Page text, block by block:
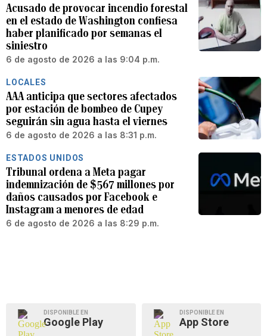
Acusado de provocar incendio forestal
en el estado de Washington confiesa
haber planificado por semanas el
siniestro
6 de agosto de 2026 a las 9:04 p.m.
LOCALES
AAA anticipa que sectores afectados
por estación de bombeo de Cupey
seguirán sin agua hasta el viernes
6 de agosto de 2026 a las 8:31 p.m.
ESTADOS UNIDOS
Tribunal ordena a Meta pagar
indemnización de $567 millones por
daños causados por Facebook e
Instagram a menores de edad
6 de agosto de 2026 a las 8:29 p.m.
DISPONIBLE EN
Google Play
DISPONIBLE EN
App Store